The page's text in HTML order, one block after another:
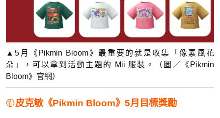
▲5月《Pikmin Bloom》最重要的就是收集「像素風花
朵」，可以拿到活動主題的 Mii 服裝。（圖／《Pikmin
Bloom》官網）
🟡皮克敏《Pikmin Bloom》5月目標獎勵